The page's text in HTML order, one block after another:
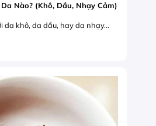
Nào? (Khô, Dầu, Nhạy Cảm)
da khô, da dầu, hay da nhạy...